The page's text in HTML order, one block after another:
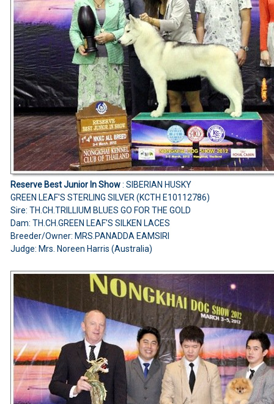
Reserve Best Junior In Show: SIBERIAN HUSKY
GREEN LEAF'S STERLING SILVER (KCTH E10112786)
Sire: TH.CH.TRILLIUM BLUES GO FOR THE GOLD
Dam: TH.CH.GREEN LEAF'S SILKEN LACES
Breeder/Owner: MRS.PANADDA EAMSIRI
Judge: Mrs. Noreen Harris (Australia)